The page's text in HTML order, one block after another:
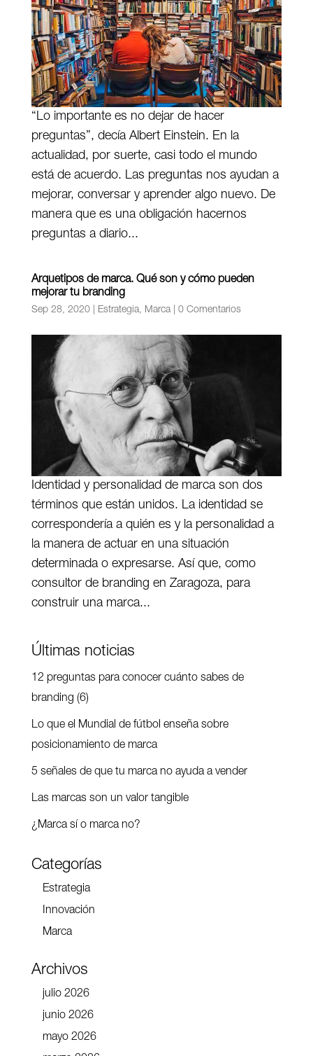
“Lo importante es no dejar de hacer
preguntas”, decía Albert Einstein. En la
actualidad, por suerte, casi todo el mundo
está de acuerdo. Las preguntas nos ayudan a
mejorar, conversar y aprender algo nuevo. De
manera que es una obligación hacernos
preguntas a diario...
Arquetipos de marca. Qué son y cómo pueden
mejorar tu branding
Sep 28, 2020| Estrategia, Marca| 0 Comentarios
Identidad y personalidad de marca son dos
términos que están unidos. La identidad se
correspondería a quién es y la personalidad a
la manera de actuar en una situación
determinada o expresarse. Así que, como
consultor de branding en Zaragoza, para
construir una marca...
Últimas noticias
12 preguntas para conocer cuánto sabes de
branding (6)
Lo que el Mundial de fútbol enseña sobre
posicionamiento de marca
5 señales de que tu marca no ayuda a vender
Las marcas son un valor tangible
¿Marca sí o marca no?
Categorías
Estrategia
Innovación
Marca
Archivos
julio 2026
junio 2026
mayo 2026